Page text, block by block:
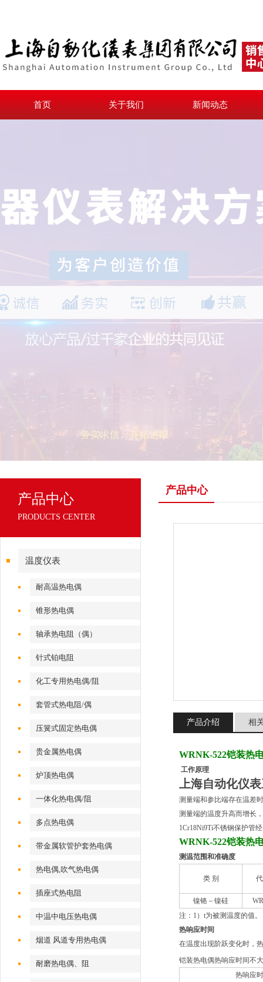
首页 关于我们 新闻动态
产品中心
PRODUCTS CENTER
温度仪表
耐高温热电偶
锥形热电偶
轴承热电阻（偶）
针式铂电阻
化工专用热电偶/阻
套管式热电阻/偶
压簧式固定热电偶
贵金属热电偶
炉顶热电偶
一体化热电偶/阻
多点热电偶
带金属软管护套热电偶
热电偶,吹气热电偶
插座式热电阻
中温中电压热电偶
烟道 风道专用热电偶
耐磨热电偶、阻
产品中心
产品介绍 相
WRNK-522铠装热
工作原理
上海自动化仪
测量端和参比端存在温差
测量端的温度升高而增长
1Cr18Ni9Ti不锈钢保护管
WRNK-522铠装热
测温范围和准确度
类 别
镍铬－镍硅
注：1）t为被测温度的值。
热响应时间
在温度出现阶跃变化时，
铠装热电偶热响应时间不
热响应